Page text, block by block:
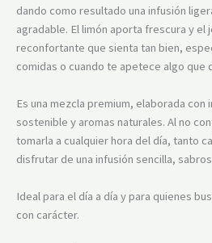
dando como resultado una infusión
agradable. El limón aporta frescura y el
reconfortante que sienta tan bien,
comidas o cuando te apetece algo que
Es una mezcla premium, elaborada
sostenible y aromas naturales. Al no
tomarla a cualquier hora del día, tanto
disfrutar de una infusión sencilla,
Ideal para el día a día y para quienes
con carácter.